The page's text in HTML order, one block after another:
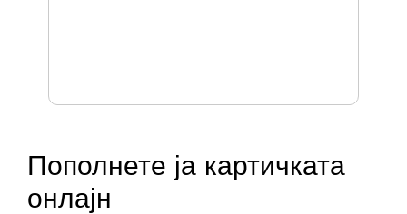
Пополнете ја картичката
онлајн